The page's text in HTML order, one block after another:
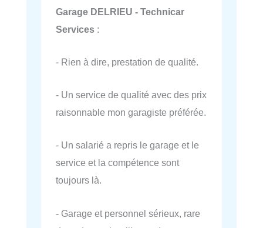
Garage DELRIEU - Technicar
Services :
- Rien à dire, prestation de qualité.
- Un service de qualité avec des prix
raisonnable mon garagiste préférée.
- Un salarié a repris le garage et le
service et la compétence sont
toujours là.
- Garage et personnel sérieux, rare